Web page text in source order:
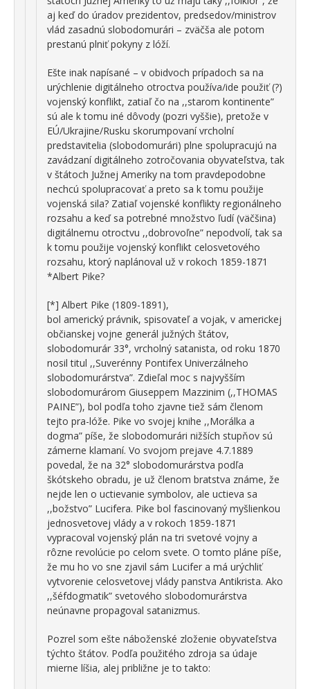
aj keď do úradov prezidentov, predsedov/ministrov
vlád zasadnú slobodomurári – zväčša ale potom
prestanú plniť pokyny z lóží.
Ešte inak napísané – v obidvoch prípadoch sa na
urýchlenie digitálneho otroctva používa/ide použiť (?)
vojenský konflikt, zatiaľ čo na ,,starom kontinente”
sú ale k tomu iné dôvody (pozri vyššie), pretože v
EÚ/Ukrajine/Rusku skorumpovaní vrcholní
predstavitelia (slobodomurári) plne spolupracujú na
zavádzaní digitálneho zotročovania obyvateľstva, tak
v štátoch Južnej Ameriky na tom pravdepodobne
nechcú spolupracovať a preto sa k tomu použije
vojenská sila? Zatiaľ vojenské konflikty regionálneho
rozsahu a keď sa potrebné množstvo ľudí (väčšina)
digitálnemu otroctvu ,,dobrovoľne” nepodvolí, tak sa
k tomu použije vojenský konflikt celosvetového
rozsahu, ktorý naplánoval už v rokoch 1859-1871
*Albert Pike?
[*] Albert Pike (1809-1891),
bol americký právnik, spisovateľ a vojak, v americkej
občianskej vojne generál južných štátov,
slobodomurár 33°, vrcholný satanista, od roku 1870
nosil titul ,,Suverénny Pontifex Univerzálneho
slobodomurárstva”. Zdieľal moc s najvyšším
slobodomurárom Giuseppem Mazzinim (,,THOMAS
PAINE”), bol podľa toho zjavne tiež sám členom
tejto pra-lóže. Pike vo svojej knihe ,,Morálka a
dogma” píše, že slobodomurári nižších stupňov sú
zámerne klamaní. Vo svojom prejave 4.7.1889
povedal, že na 32° slobodomurárstva podľa
škótskeho obradu, je už členom bratstva známe, že
nejde len o uctievanie symbolov, ale uctieva sa
,,božstvo” Lucifera. Pike bol fascinovaný myšlienkou
jednosvetovej vlády a v rokoch 1859-1871
vypracoval vojenský plán na tri svetové vojny a
rôzne revolúcie po celom svete. O tomto pláne píše,
že mu ho vo sne zjavil sám Lucifer a má urýchliť
vytvorenie celosvetovej vlády panstva Antikrista. Ako
,,šéfdogmatik” svetového slobodomurárstva
neúnavne propagoval satanizmus.
Pozrel som ešte náboženské zloženie obyvateľstva
týchto štátov. Podľa použitého zdroja sa údaje
mierne líšia, alej približne je to takto: